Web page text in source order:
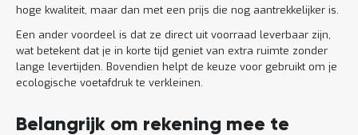
hoge kwaliteit, maar dan met een prijs die nog aantrekkelijker is.
Een ander voordeel is dat ze direct uit voorraad leverbaar zijn,
wat betekent dat je in korte tijd geniet van extra ruimte zonder
lange levertijden. Bovendien helpt de keuze voor gebruikt om je
ecologische voetafdruk te verkleinen.
Belangrijk om rekening mee te